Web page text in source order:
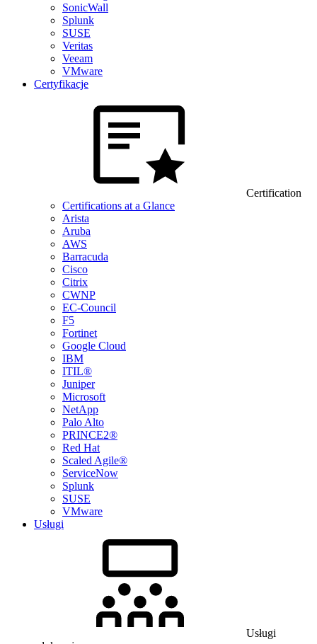
SonicWall
Splunk
SUSE
Veritas
Veeam
VMware
Certyfikacje
Certification
Certifications at a Glance
Arista
Aruba
AWS
Barracuda
Cisco
Citrix
CWNP
EC-Council
F5
Fortinet
Google Cloud
IBM
ITIL®
Juniper
Microsoft
NetApp
Palo Alto
PRINCE2®
Red Hat
Scaled Agile®
ServiceNow
Splunk
SUSE
VMware
Usługi
Usługi